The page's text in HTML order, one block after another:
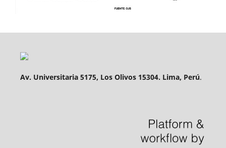
Av. Universitaria 5175, Los Olivos 15304. Lima, Perú.